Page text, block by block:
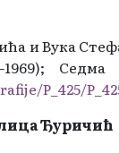
и Вука
P_425/
Ђуричић